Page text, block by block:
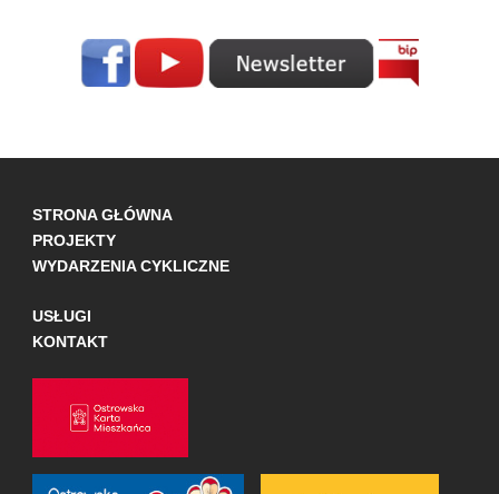
STRONA GŁÓWNA
PROJEKTY
WYDARZENIA CYKLICZNE
USŁUGI
KONTAKT